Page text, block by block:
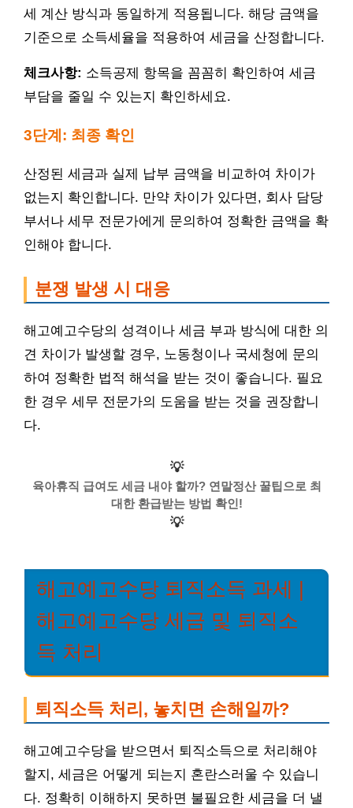
세 계산 방식과 동일하게 적용됩니다. 해당 금액을
기준으로 소득세율을 적용하여 세금을 산정합니다.
체크사항: 소득공제 항목을 꼼꼼히 확인하여 세금
부담을 줄일 수 있는지 확인하세요.
3단계: 최종 확인
산정된 세금과 실제 납부 금액을 비교하여 차이가
없는지 확인합니다. 만약 차이가 있다면, 회사 담당
부서나 세무 전문가에게 문의하여 정확한 금액을 확
인해야 합니다.
분쟁 발생 시 대응
해고예고수당의 성격이나 세금 부과 방식에 대한 의
견 차이가 발생할 경우, 노동청이나 국세청에 문의
하여 정확한 법적 해석을 받는 것이 좋습니다. 필요
한 경우 세무 전문가의 도움을 받는 것을 권장합니
다.
💡
육아휴직 급여도 세금 내야 할까? 연말정산 꿀팁으로 최
대한 환급받는 방법 확인!
💡
해고예고수당 퇴직소득 과세 |
해고예고수당 세금 및 퇴직소
득 처리
퇴직소득 처리, 놓치면 손해일까?
해고예고수당을 받으면서 퇴직소득으로 처리해야
할지, 세금은 어떻게 되는지 혼란스러울 수 있습니
다. 정확히 이해하지 못하면 불필요한 세금을 더 낼